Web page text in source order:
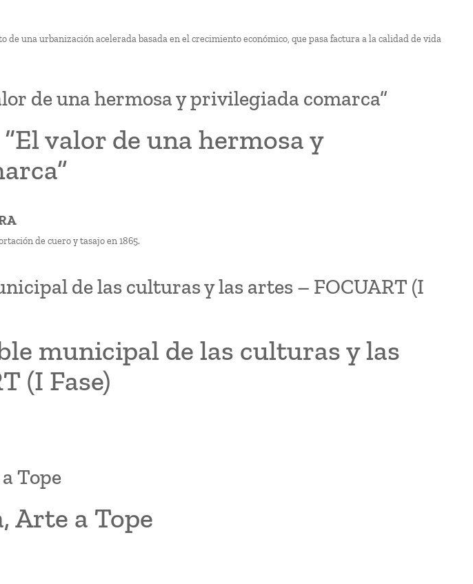
de una urbanización acelerada basada en el crecimiento económico, que pasa factura a la calidad de vida
de una hermosa y privilegiada comarca”
valor de una hermosa y
de cuero y tasajo en 1865.
de las culturas y las artes – FOCUART (I
municipal de las culturas y las
(I Fase)
Tope
Arte a Tope